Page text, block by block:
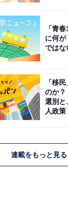
「青
に何
ではな
「移
のか？
選別と
人政策
連載をもっと見る